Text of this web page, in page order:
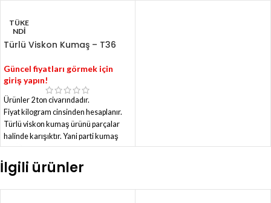
TÜKE
NDI
Türlü Viskon Kumaş – T36
Güncel fiyatları görmek için
giriş yapın!
Ürünler 2 ton civarındadır.
Fiyat kilogram cinsinden hesaplanır.
Türlü viskon kumaş ürünü parçalar
halinde karışıktır. Yani parti kumaş
kategorisindedir.
Kumaşların devamı olan çuvallar
mevcuttur.
İlgili ürünler